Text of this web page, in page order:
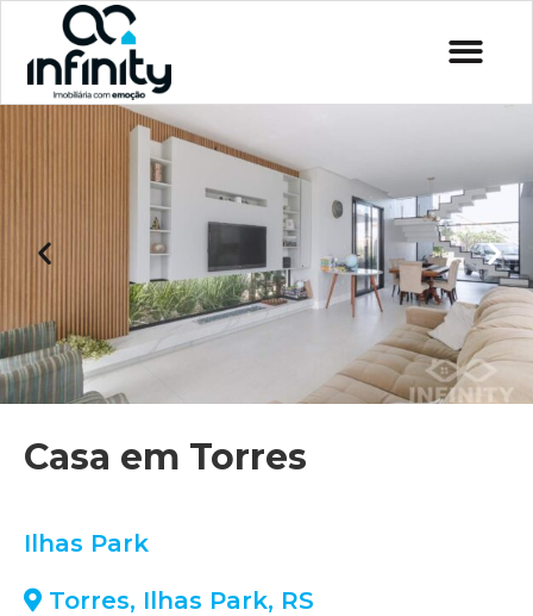
Casa em Torres
Ilhas Park
Torres, Ilhas Park, RS